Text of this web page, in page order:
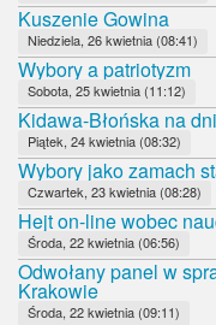
Kuszenie Gowina
Niedziela, 26 kwietnia (08:41)
Wybory a patriotyzm
Sobota, 25 kwietnia (11:12)
Kidawa-Błońska na
Piątek, 24 kwietnia (08:32)
Wybory jako zamach
Czwartek, 23 kwietnia (08:28)
Hejt on-line wobec
Środa, 22 kwietnia (06:56)
Odwołany panel w
Krakowie
Środa, 22 kwietnia (09:11)